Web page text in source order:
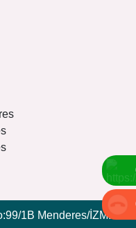
1B Menderes/İZMİR